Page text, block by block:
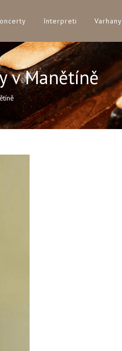
Interpreti Varhany
v Manětíně